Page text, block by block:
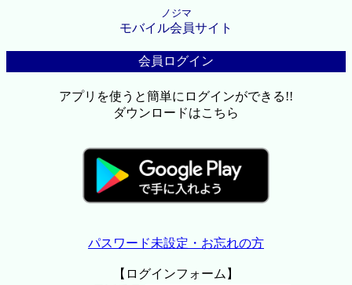
ノジマ
モバイル会員サイト
会員ログイン
アプリを使うと簡単にログインができる!!
ダウンロードはこちら
パスワード未設定・お忘れの方
【ログインフォーム】